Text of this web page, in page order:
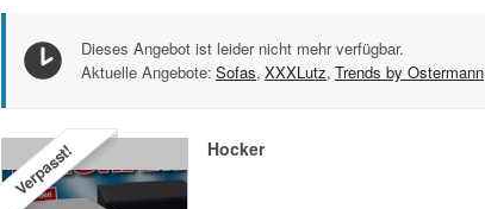
Dieses Angebot ist leider nicht mehr verfügbar.
Aktuelle Angebote: Sofas, XXXLutz, Trends by Ostermann
Verpasst! Hocker